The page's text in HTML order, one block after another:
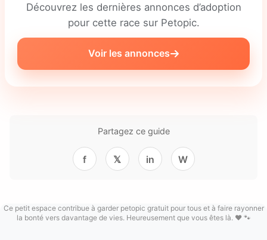
Découvrez les dernières annonces d’adoption
pour cette race sur Petopic.
Voir les annonces
Partagez ce guide
f 𝕏 in W
Ce petit espace contribue à garder petopic gratuit pour tous et à faire rayonner
la bonté vers davantage de vies. Heureusement que vous êtes là. ❤️ 🐾